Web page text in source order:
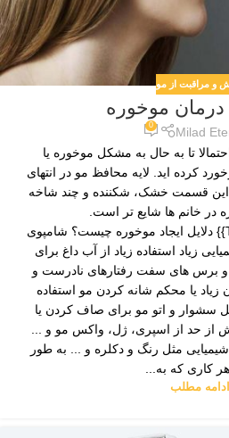
و مراقبت از مو
درمان موخوره
Milad
0
تا به حال به مشکل موخوره یا
کرده اید. لایه محافظ مو در انتهای
این قسمت خشک، شکننده و چند شاخه
در خانم ها شایع تر است.
{{TABLE_OF_CONTENTS}} دلایل ایجاد موخوره چیست؟ شامپوی
زیاد استفاده زیاد از آب داغ برای
و برس های سفت رفتارهای نادرست و
یا محکم شانه کردن مو استفاده
سشوار و اتو مو برای صاف کردن یا
از حد از اسپری، ژل، واکس مو و ...
مثل رنگ و دکلره و ... به طور
کاری که به...
ادامه مطلب